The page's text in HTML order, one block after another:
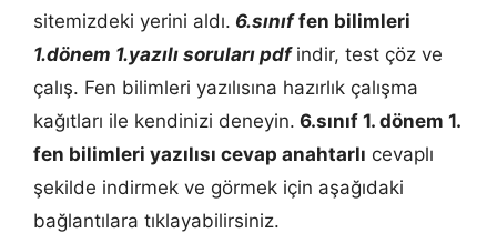
sitemizdeki yerini aldı. 6.sınıffen bilimleri
1.dönem 1.yazılı soruları pdf indir, test çöz ve
çalış. Fen bilimleri yazılısına hazırlık çalışma
kağıtları ile kendinizi deneyin. 6.sınıf 1. dönem 1.
fen bilimleri yazılısı cevap anahtarlı cevaplı
şekilde indirmek ve görmek için aşağıdaki
bağlantılara tıklayabilirsiniz.